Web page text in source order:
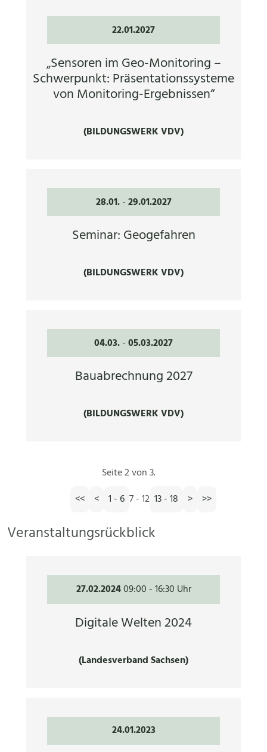
22.01.2027
„Sensoren im Geo-Monitoring –
Schwerpunkt: Präsentationssysteme
von Monitoring-Ergebnissen“
(BILDUNGSWERK VDV)
28.01. -29.01.2027
Seminar: Geogefahren
(BILDUNGSWERK VDV)
04.03.-05.03.2027
Bauabrechnung 2027
(BILDUNGSWERK VDV)
Seite 2 von 3.
<<
< 1 - 6 7 - 12 13 - 18 > >>
Veranstaltungsrückblick
27.02.202409:00 -16:30 Uhr
Digitale Welten 2024
(Landesverband Sachsen)
24.01.2023